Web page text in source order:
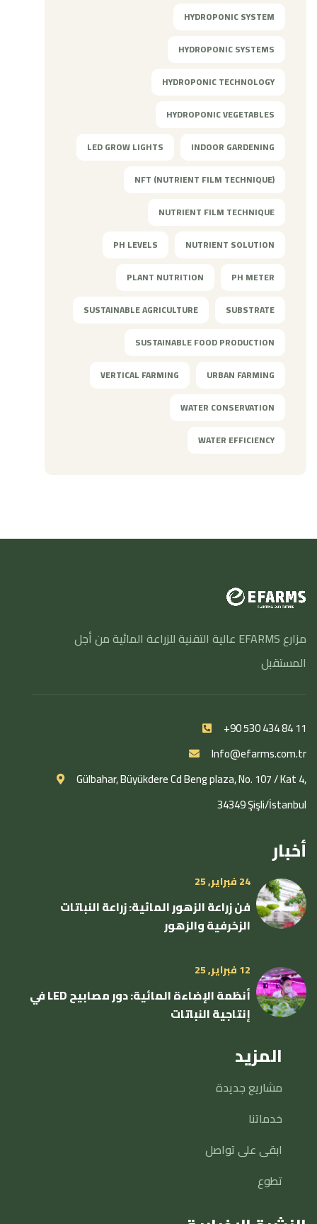
HYDROPONIC SYSTEM
HYDROPONIC SYSTEMS
HYDROPONIC TECHNOLOGY
HYDROPONIC VEGETABLES
INDOOR GARDENING
LED GROW LIGHTS
NFT (NUTRIENT FILM TECHNIQUE)
NUTRIENT FILM TECHNIQUE
NUTRIENT SOLUTION
PH LEVELS
PH METER
PLANT NUTRITION
SUBSTRATE
SUSTAINABLE AGRICULTURE
SUSTAINABLE FOOD PRODUCTION
URBAN FARMING
VERTICAL FARMING
WATER CONSERVATION
WATER EFFICIENCY
مزارع EFARMS عالية التقنية للزراعة المائية من أجل
المستقبل
+90 530 434 84 11
Info@efarms.com.tr
Gülbahar, Büyükdere Cd Beng plaza, No. 107 / Kat 4,
34349 Şişli/İstanbul
أخبار
24 فبراير, 25
فن زراعة الزهور المائية: زراعة النباتات
الزخرفية والزهور
12 فبراير, 25
أنظمة الإضاءة المائية: دور مصابيح LED في
إنتاجية النباتات
المزيد
مشاريع جديدة
خدماتنا
ابقى على تواصل
تطوع